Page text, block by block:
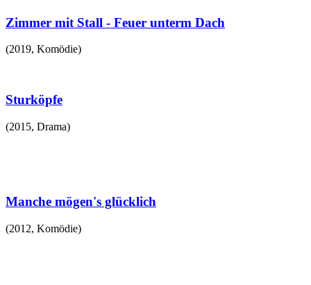
Zimmer mit Stall - Feuer unterm Dach
(2019, Komödie)
Sturköpfe
(2015, Drama)
Manche mögen's glücklich
(2012, Komödie)